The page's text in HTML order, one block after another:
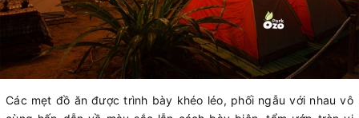
Các mẹt đồ ăn được trình bày khéo léo, phối ngẫu với nhau vô